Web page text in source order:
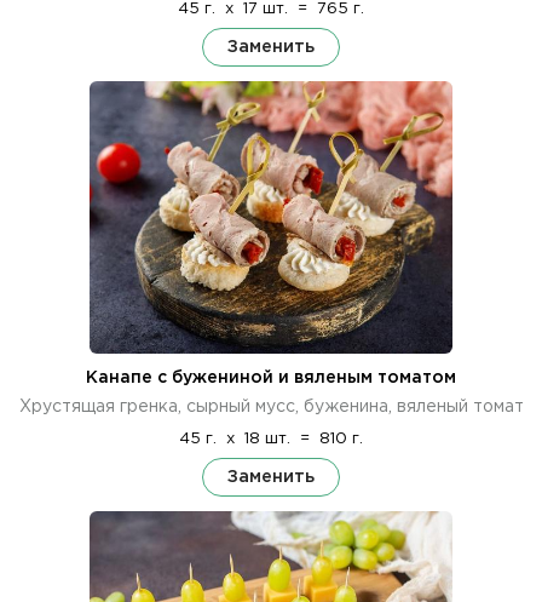
45 г. x 17 шт. = 765 г.
Заменить
Канапе с бужениной и вяленым томатом
Хрустящая гренка, сырный мусс, буженина, вяленый томат
45 г. x 18 шт. = 810 г.
Заменить